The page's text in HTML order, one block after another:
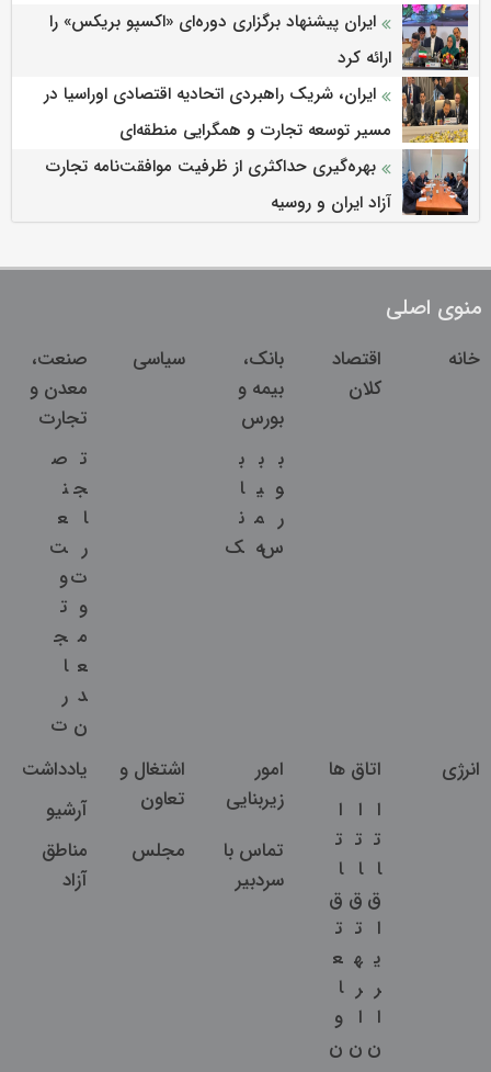
ایران پیشنهاد برگزاری دوره‌ای «اکسپو بریکس» را
ارائه کرد
ایران، شریک راهبردی اتحادیه اقتصادی اوراسیا در
مسیر توسعه تجارت و همگرایی منطقه‌ای
بهره‌گیری حداکثری از ظرفیت موافقت‌نامه تجارت
آزاد ایران و روسیه
منوی اصلی
خانه
اقتصاد
کلان
بانک،
بیمه و
بورس
ب
و
ر
س
ب
ی
م
ه
ب
ا
ن
ک
سیاسی
صنعت،
معدن و
تجارت
ت
ج
ا
ر
ت
و
م
ع
د
ن
ص
ن
ع
ت
و
ت
ج
ا
ر
ت
انرژی
اتاق ها
ا
ت
ا
ق
ا
ی
ر
ا
ن
ا
ت
ا
ق
ت
ه
ر
ا
ن
ا
ت
ا
ق
ت
ع
ا
و
ن
امور
زیربنایی
اشتغال و
تعاون
یادداشت
آرشیو
تماس با
سردبیر
مجلس
مناطق
آزاد